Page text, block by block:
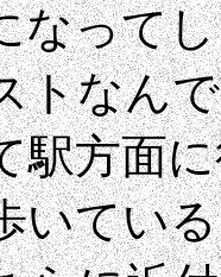
なって
トなん
駅方面
いてい